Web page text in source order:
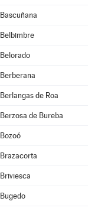
Bascuñana
Belbimbre
Belorado
Berberana
Berlangas de Roa
Berzosa de Bureba
Bozoó
Brazacorta
Briviesca
Bugedo